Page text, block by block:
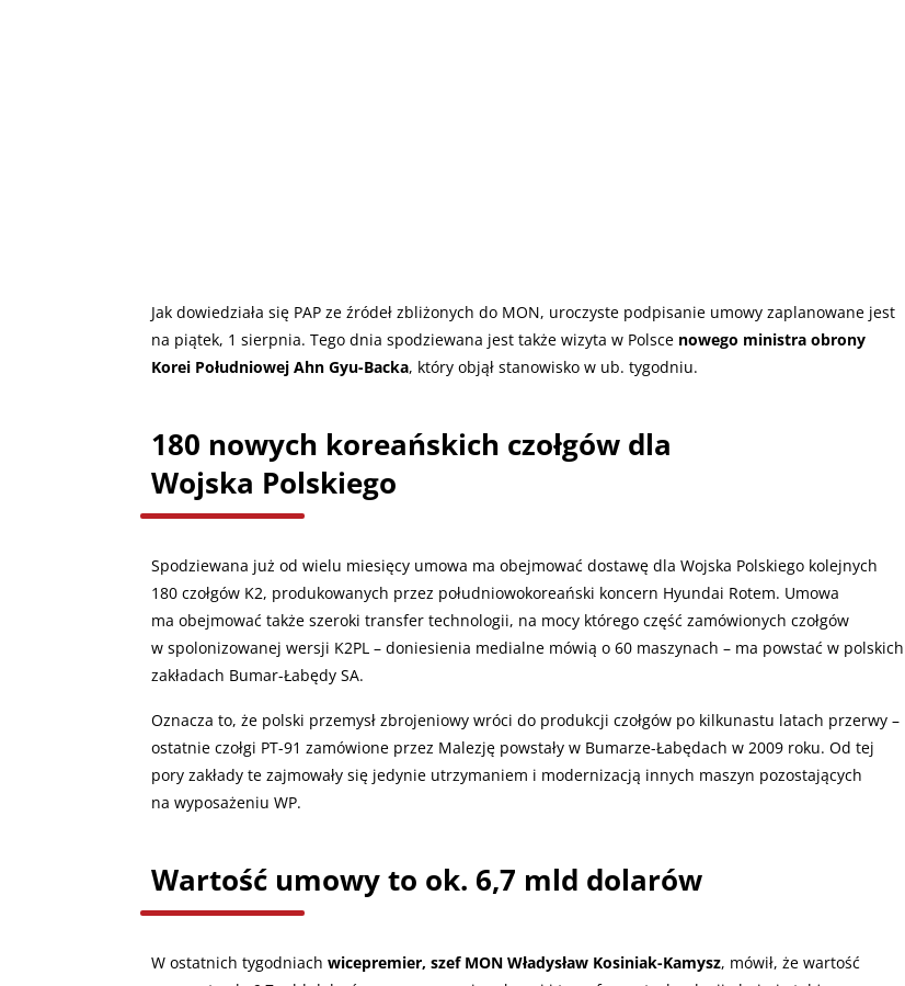
Jak dowiedziała się PAP ze źródeł zbliżonych do MON, uroczyste podpisanie umowy zaplanowane jest
na piątek, 1 sierpnia. Tego dnia spodziewana jest także wizyta w Polsce nowego ministra obrony
Korei Południowej Ahn Gyu-Backa, który objął stanowisko w ub. tygodniu.
180 nowych koreańskich czołgów dla
Wojska Polskiego
Spodziewana już od wielu miesięcy umowa ma obejmować dostawę dla Wojska Polskiego kolejnych
180 czołgów K2, produkowanych przez południowokoreański koncern Hyundai Rotem. Umowa
ma obejmować także szeroki transfer technologii, na mocy którego część zamówionych czołgów
w spolonizowanej wersji K2PL – doniesienia medialne mówią o 60 maszynach – ma powstać w polskich
zakładach Bumar-Łabędy SA.
Oznacza to, że polski przemysł zbrojeniowy wróci do produkcji czołgów po kilkunastu latach przerwy –
ostatnie czołgi PT-91 zamówione przez Malezję powstały w Bumarze-Łabędach w 2009 roku. Od tej
pory zakłady te zajmowały się jedynie utrzymaniem i modernizacją innych maszyn pozostających
na wyposażeniu WP.
Wartość umowy to ok. 6,7 mld dolarów
W ostatnich tygodniach wicepremier, szef MON Władysław Kosiniak-Kamysz, mówił, że wartość